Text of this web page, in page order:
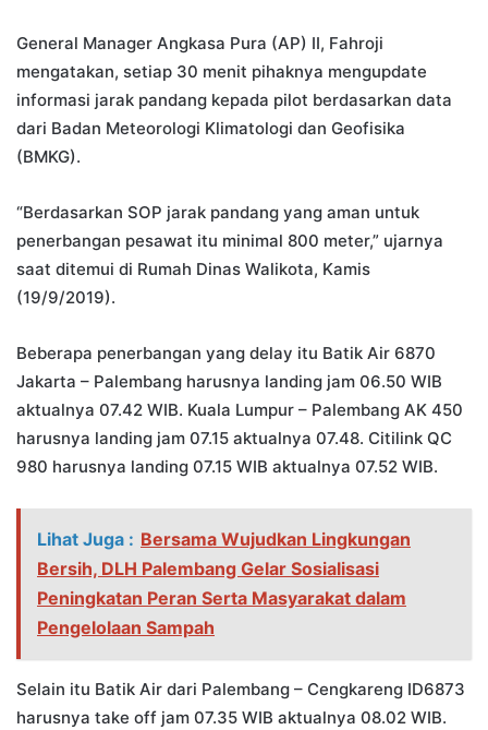
General Manager Angkasa Pura (AP) II, Fahroji
mengatakan, setiap 30 menit pihaknya mengupdate
informasi jarak pandang kepada pilot berdasarkan data
dari Badan Meteorologi Klimatologi dan Geofisika
(BMKG).
“Berdasarkan SOP jarak pandang yang aman untuk
penerbangan pesawat itu minimal 800 meter,” ujarnya
saat ditemui di Rumah Dinas Walikota, Kamis
(19/9/2019).
Beberapa penerbangan yang delay itu Batik Air 6870
Jakarta – Palembang harusnya landing jam 06.50 WIB
aktualnya 07.42 WIB. Kuala Lumpur – Palembang AK 450
harusnya landing jam 07.15 aktualnya 07.48. Citilink QC
980 harusnya landing 07.15 WIB aktualnya 07.52 WIB.
Lihat Juga : Bersama Wujudkan Lingkungan
Bersih, DLH Palembang Gelar Sosialisasi
Peningkatan Peran Serta Masyarakat dalam
Pengelolaan Sampah
Selain itu Batik Air dari Palembang – Cengkareng ID6873
harusnya take off jam 07.35 WIB aktualnya 08.02 WIB.